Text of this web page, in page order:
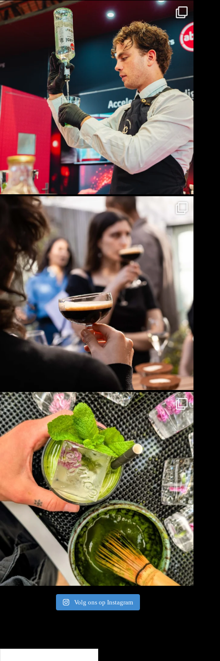
Volg ons op Instagram